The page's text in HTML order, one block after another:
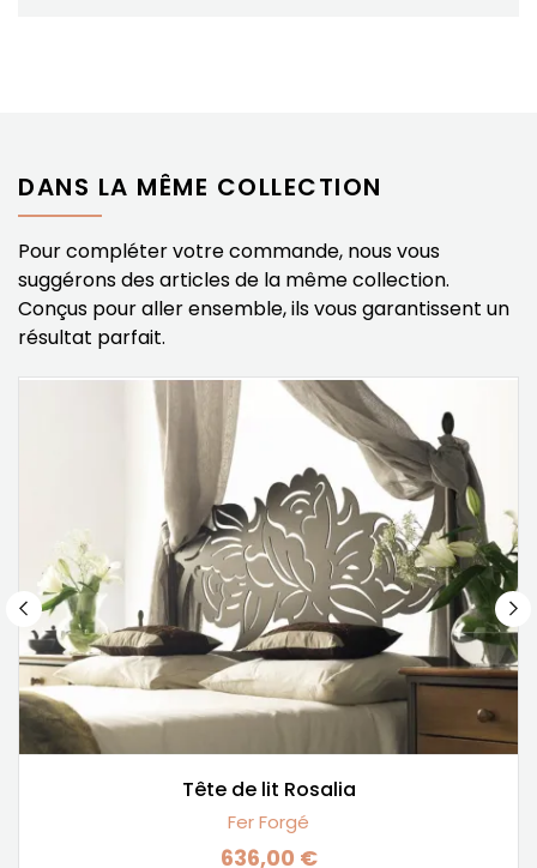
DANS LA MÊME COLLECTION
Pour compléter votre commande, nous vous
suggérons des articles de la même collection.
Conçus pour aller ensemble, ils vous garantissent un
résultat parfait.
Tête de lit Rosalia
Fer Forgé
636,00 €